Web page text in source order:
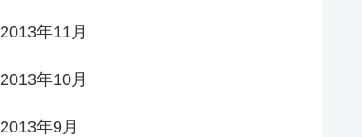
2013年11月
2013年10月
2013年9月